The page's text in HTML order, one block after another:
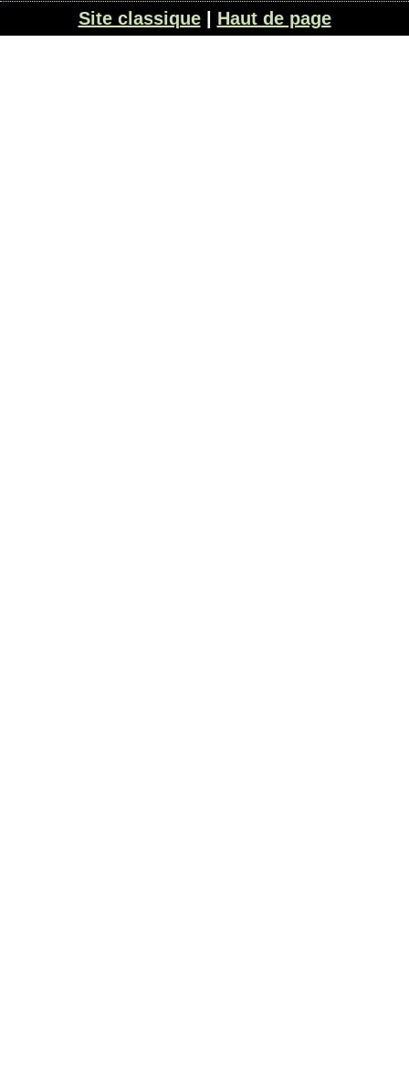
Site classique| Haut de page